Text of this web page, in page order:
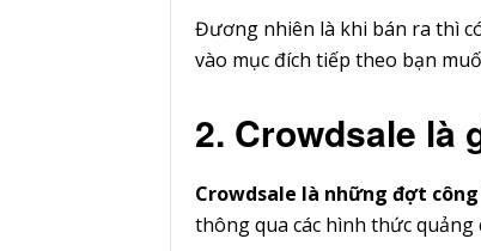
Đương nhiên là khi bán ra thì
vào mục đích tiếp theo bạn
2. Crowdsale là
Crowdsale là những đợt
thông qua các hình thức